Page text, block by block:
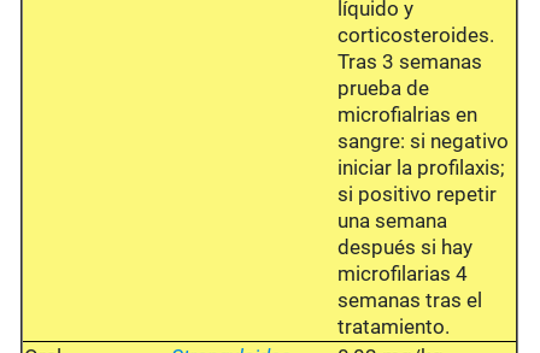
líquido y
corticosteroides.
Tras 3 semanas
prueba de
microfialrias en
sangre: si negativo
iniciar la profilaxis;
si positivo repetir
una semana
después si hay
microfilarias 4
semanas tras el
tratamiento.